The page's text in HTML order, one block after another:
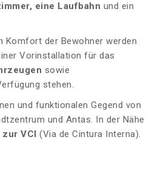
eine Laufbahn und ein
Komfort der Bewohner werden
Vorinstallation für das
sowie
stehen.
und funktionalen Gegend von
und Antas. In der Nähe
VCI (Via de Cintura Interna).